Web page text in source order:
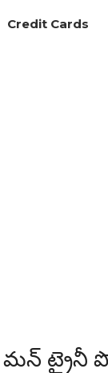
Credit Cards
ట్రైనీ